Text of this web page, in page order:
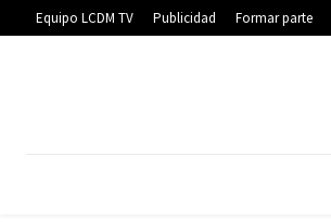
Equipo LCDM TV Publicidad Formar parte